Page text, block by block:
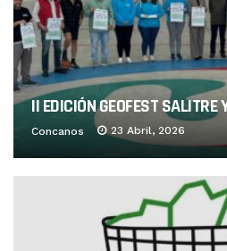
II EDICIÓN GEOFEST SALITRE
Concanos 23 Abril, 2026